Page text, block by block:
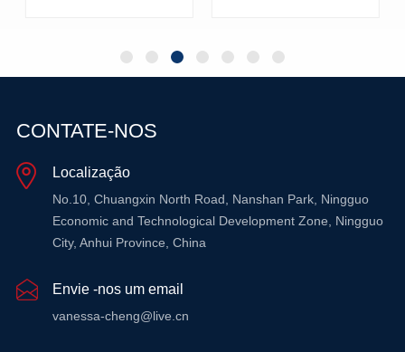
SABER MAIS
CONTATE-NOS
Localização
No.10, Chuangxin North Road, Nanshan Park, Ningguo
Economic and Technological Development Zone, Ningguo
City, Anhui Province, China
Envie -nos um email
vanessa-cheng@live.cn